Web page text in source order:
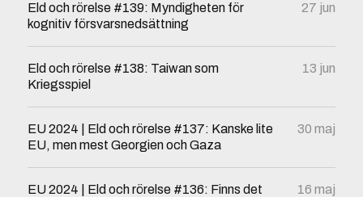
Eld och rörelse #139: Myndigheten för
kognitiv försvarsnedsättning
27 jun
Eld och rörelse #138: Taiwan som
Kriegsspiel
13 jun
EU 2024 | Eld och rörelse #137: Kanske lite
EU, men mest Georgien och Gaza
30 maj
EU 2024 | Eld och rörelse #136: Finns det
16 maj